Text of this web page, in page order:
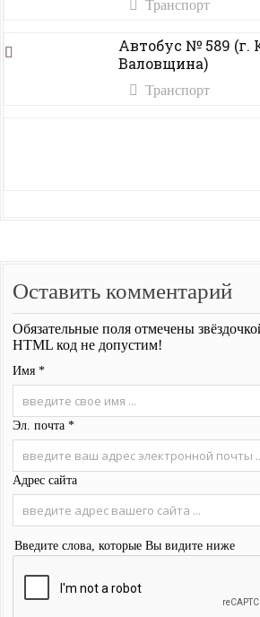
Транспорт
Автобус № 589 (г.
Валовщина)
Транспорт
Оставить комментарий
Обязательные поля отмечены
HTML код не допустим!
Имя *
Эл. почта *
Адрес сайта
Введите слова, которые Вы видите ниже